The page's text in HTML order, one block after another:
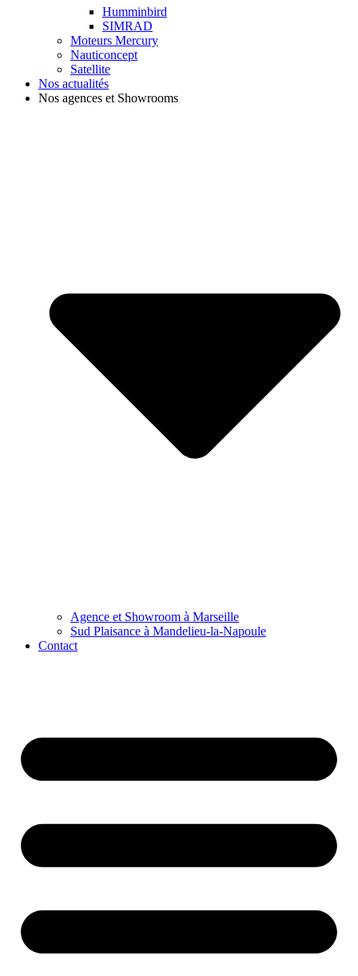
Humminbird
SIMRAD
Moteurs Mercury
Nauticoncept
Satellite
Nos actualités
Nos agences et Showrooms
Agence et Showroom à Marseille
Sud Plaisance à Mandelieu-la-Napoule
Contact